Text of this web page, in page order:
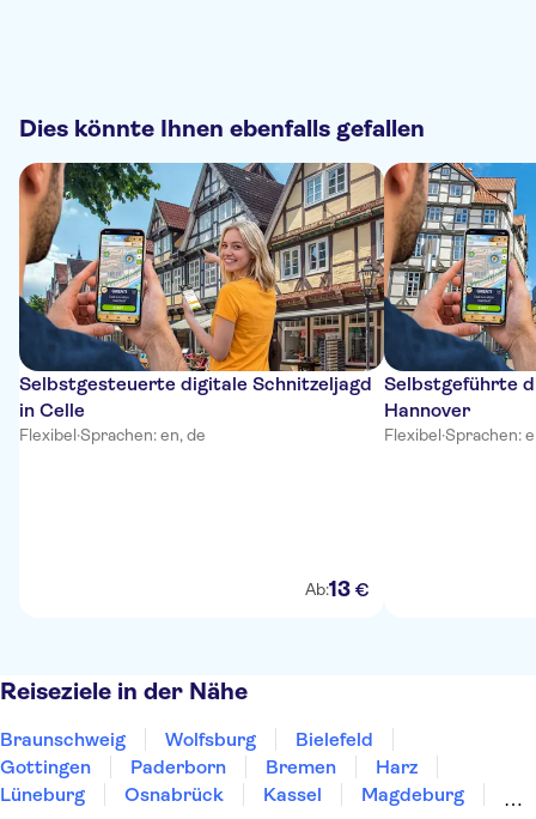
Dies könnte Ihnen ebenfalls gefallen
Selbstgesteuerte digitale Schnitzeljagd
in Celle
Flexibel·Sprachen: en, de
Ab:13 €
Selbstgeführte
Hannover
Flexibel·Sprachen:
Reiseziele in der Nähe
Braunschweig Wolfsburg
Bielefeld
Gottingen
Paderborn Bremen
Harz
Lüneburg
Osnabrück Kassel
Magdeburg